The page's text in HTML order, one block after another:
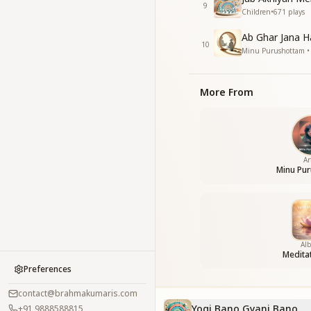
Preferences
contact@brahmakumaris.com
+91 9888588815
9
Children•671 plays
10
Ab Ghar Jana
Minu Purushottam •
More From
Minu
Yogi Bano Gyani Bano